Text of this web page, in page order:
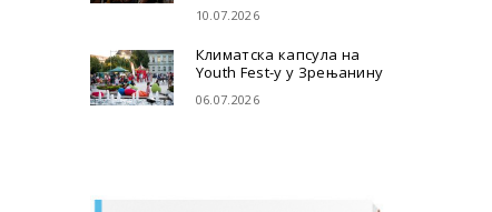
10.07.2026
Климатска капсула на
Youth Fest-у у Зрењанину
06.07.2026